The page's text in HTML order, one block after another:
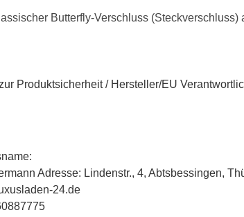
Butterfly-Verschluss
Produktsicherheit / Hersteller/EU
Adresse: Lindenstr., 4, Abtsbessingen,
24.de